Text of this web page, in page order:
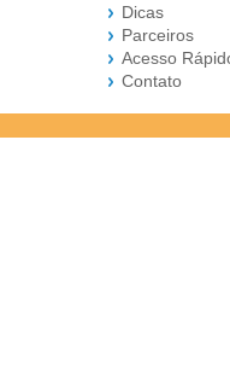
Dicas
Parceiros
Acesso
Contato